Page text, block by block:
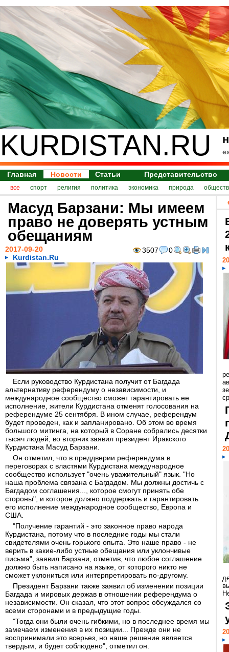
KURDISTAN.RU
Главная Новости Статьи Представительство
все спорт религия политика экономика природа
Масуд Барзани: Мы имеем
право не доверять устным
обещаниям
3507 0
2017-09-20
Kurdistan.Ru
Если руководство Курдистана получит от Багдада
альтернативу референдуму о независимости, и
международное сообщество сможет гарантировать ее
исполнение, жители Курдистана отменят голосования на
референдуме 25 сентября. В ином случае, референдум
будет проведен, как и запланировано. Об этом во время
большого митинга, на который в Соране собрались десятки
тысяч людей, во вторник заявил президент Иракского
Курдистана Масуд Барзани.
Он отметил, что в преддверии референдума в
переговорах с властями Курдистана международное
сообщество использует "очень уважительный" язык. "Но
наша проблема связана с Багдадом. Мы должны достичь с
Багдадом соглашения..., которое смогут принять обе
стороны", и которое должно поддержать и гарантировать
его исполнение международное сообщество, Европа и
США.
"Получение гарантий - это законное право народа
Курдистана, потому что в последние годы мы стали
свидетелями очень горького опыта. Это наше право - не
верить в какие-либо устные обещания или уклончивые
письма", заявил Барзани, отметив, что любое соглашение
должно быть написано на языке, от которого никто не
сможет уклониться или интерпретировать по-другому.
Президент Барзани также заявил об изменении позиции
Багдада и мировых держав в отношении референдума о
независимости. Он сказал, что этот вопрос обсуждался со
всеми сторонами и в предыдущие годы.
"Тогда они были очень гибкими, но в последнее время мы
замечаем изменения в их позиции... Прежде они не
воспринимали это всерьез, но наше решение является
твердым, и будет соблюдено", отметил он.